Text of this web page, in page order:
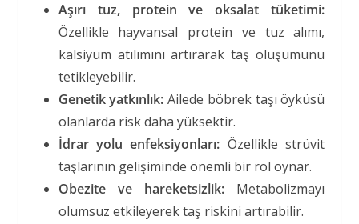
Aşırı tuz, protein ve oksalat tüketimi:
Özellikle hayvansal protein ve tuz alımı,
kalsiyum atılımını artırarak taş oluşumunu
tetikleyebilir.
Genetik yatkınlık: Ailede böbrek taşı öyküsü
olanlarda risk daha yüksektir.
İdrar yolu enfeksiyonları: Özellikle strüvit
taşlarının gelişiminde önemli bir rol oynar.
Obezite ve hareketsizlik: Metabolizmayı
olumsuz etkileyerek taş riskini artırabilir.